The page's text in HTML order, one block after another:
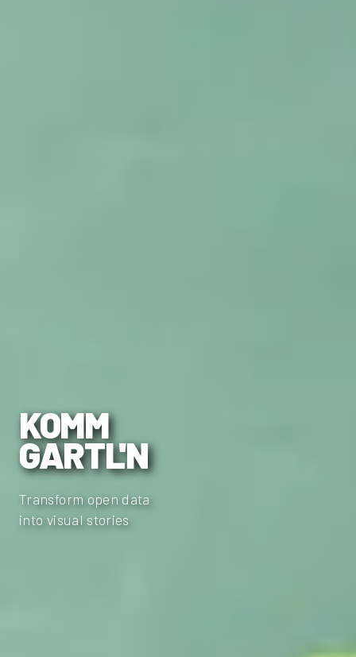
KOMM
GARTL'N
Transform open data
into visual stories